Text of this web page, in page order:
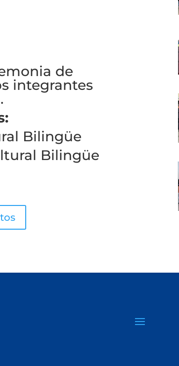
de
integrantes
Bilingüe
Bilingüe